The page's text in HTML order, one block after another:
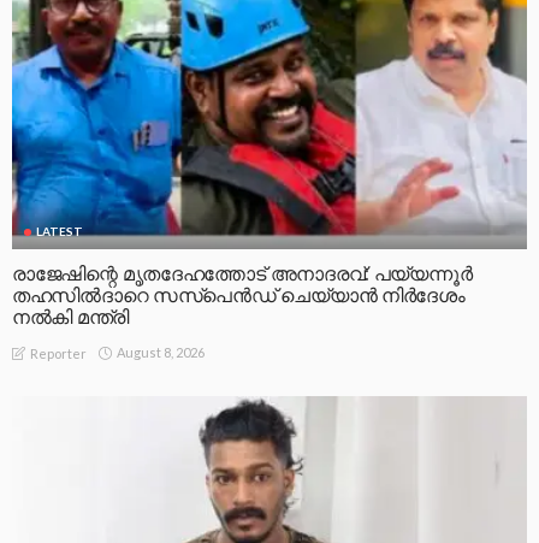
LATEST
രാജേഷിന്റെ മൃതദേഹത്തോട് അനാദരവ്: പയ്യന്നൂർ
തഹസിൽദാറെ സസ്പെൻഡ് ചെയ്യാൻ നിർദേശം
നൽകി മന്ത്രി
Reporter August 8, 2026